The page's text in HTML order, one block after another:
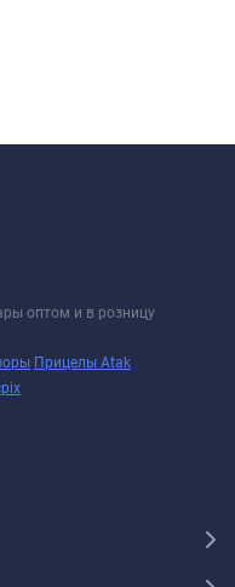
оптом и в розницу
Прицелы Atak